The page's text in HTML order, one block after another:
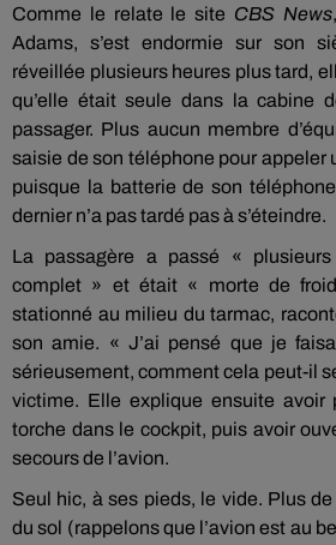
Comme le relate le site CBS News
Adams, s’est endormie sur son
réveillée plusieurs heures plus tard,
qu’elle était seule dans la cabine
passager. Plus aucun membre
saisie de son téléphone pour appeler
puisque la batterie de son
dernier n’a pas tardé pas à s’éteindre.
La passagère a passé «
complet » et était « morte de
stationné au milieu du tarmac,
son amie. « J’ai pensé que je
sérieusement, comment cela peut-il
victime. Elle explique ensuite avoir
torche dans le cockpit, puis avoir
secours de l’avion.
Seul hic, à ses pieds, le vide. Plus
du sol (rappelons que l’avion est au